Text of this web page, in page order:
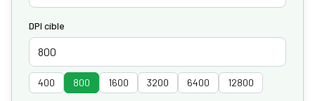
DPI cible
400 800 1600 3200 6400 12800